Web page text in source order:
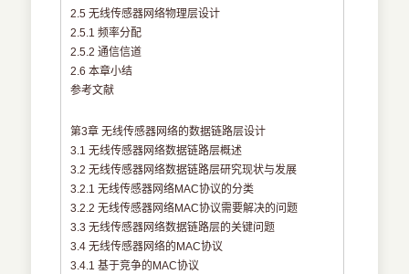
2.5 无线传感器网络物理层设计
2.5.1 频率分配
2.5.2 通信信道
2.6 本章小结
参考文献
第3章 无线传感器网络的数据链路层设计
3.1 无线传感器网络数据链路层概述
3.2 无线传感器网络数据链路层研究现状与发展
3.2.1 无线传感器网络MAC协议的分类
3.2.2 无线传感器网络MAC协议需要解决的问题
3.3 无线传感器网络数据链路层的关键问题
3.4 无线传感器网络的MAC协议
3.4.1 基于竞争的MAC协议